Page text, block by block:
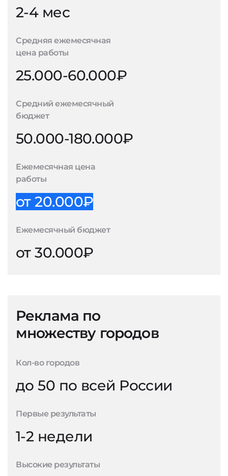
2-4 мес
Средняя ежемесячная
цена работы
25.000-60.000₽
Средний ежемесячный
бюджет
50.000-180.000₽
Ежемесячная цена
работы
от 20.000₽
Ежемесячный бюджет
от 30.000₽
Реклама по
множеству городов
Кол-во городов
до 50 по всей России
Первые результаты
1-2 недели
Высокие результаты